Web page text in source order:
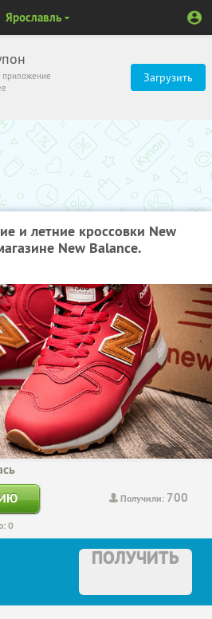
Загрузить
Ярославль
и летние кроссовки New
New Balance.
Получили: 700
0
ПОЛУЧИТЬ